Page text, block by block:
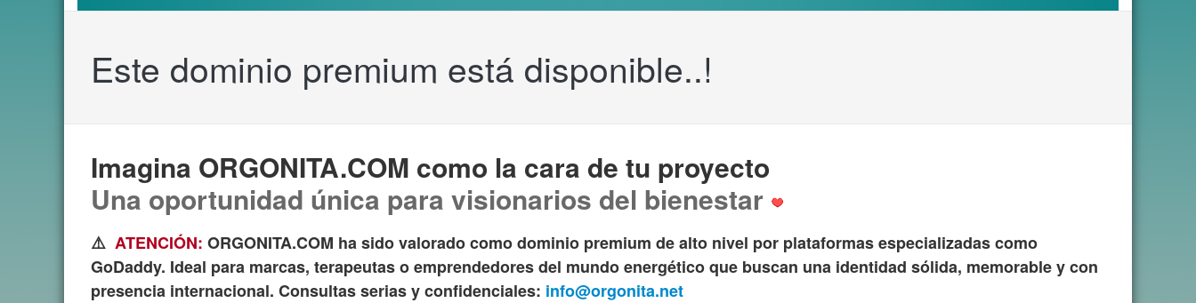
Este dominio premium está disponible..!
Imagina ORGONITA.COM como la cara de tu proyecto
Una oportunidad única para visionarios del bienestar
⚠️ ATENCIÓN: ORGONITA.COM ha sido valorado como dominio premium de alto nivel por plataformas especializadas como
GoDaddy. Ideal para marcas, terapeutas o emprendedores del mundo energético que buscan una identidad sólida, memorable y con
presencia internacional. Consultas serias y confidenciales: info@orgonita.net